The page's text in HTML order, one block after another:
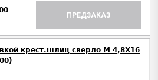
ПРЕДЗАКАЗ
крест.шлиц сверло М 4,8Х16